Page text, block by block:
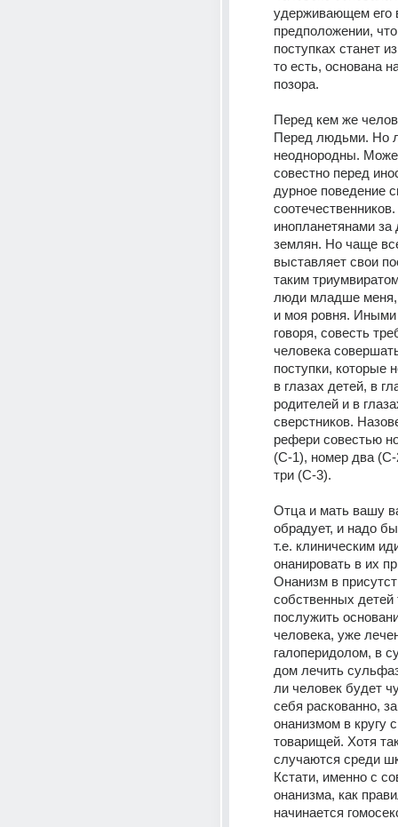
удерживающем его
предположении, что
поступках станет
то есть, основана
позора.
Перед кем же
Перед людьми. Но
неоднородны.
совестно перед
дурное поведение
инопланетянами за
землян. Но чаще
выставляет свои
таким
люди младше
и моя ровня.
говоря, совесть
человека
поступки, которые
в глазах детей, в
родителей и в
сверстников.
рефери совестью
(С-1), номер два
три (С-3).
Отца и мать вашу
обрадует, и надо
т.е. клиническим
онанировать в их
Онанизм в
собственных
послужить
человека, уже
галоперидолом, в
дом лечить
ли человек будет
себя раскованно,
онанизмом в кругу
товарищей. Хотя
случаются среди
Кстати, именно с
онанизма, как
начинается